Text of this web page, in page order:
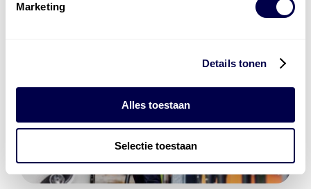
Marketing
Details tonen
Alles toestaan
Selectie toestaan